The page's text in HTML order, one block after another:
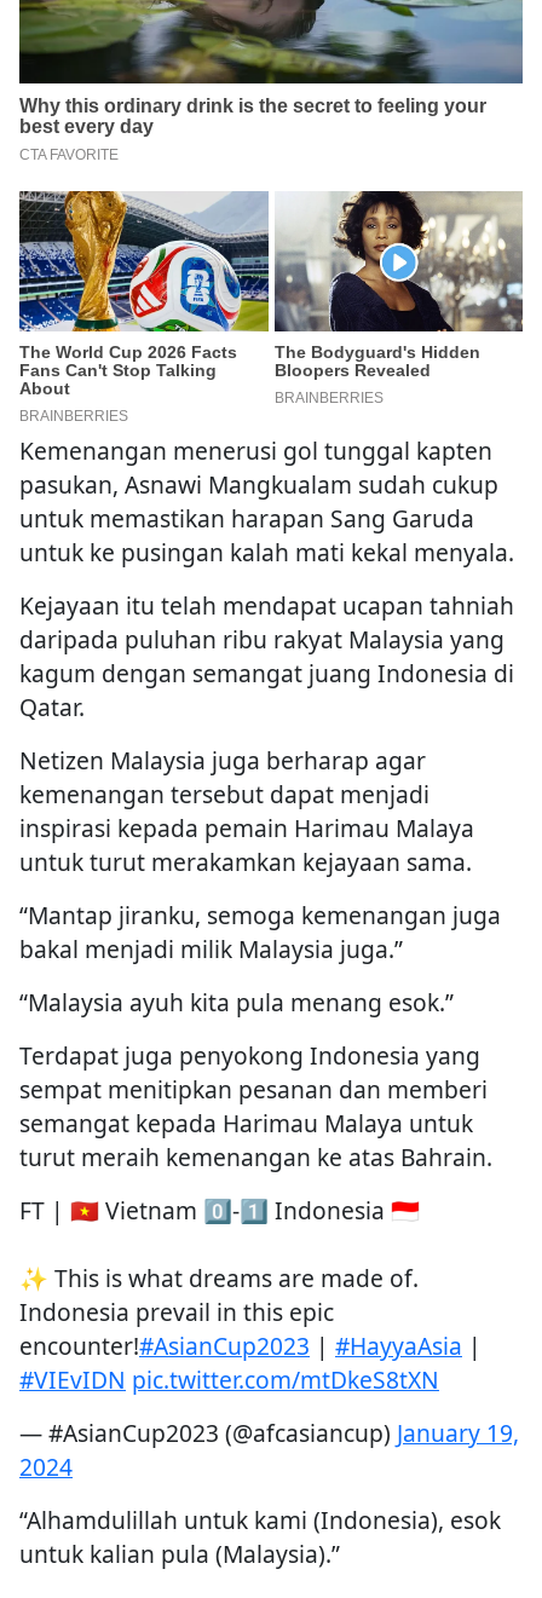
Kemenangan menerusi gol tunggal kapten
pasukan, Asnawi Mangkualam sudah cukup
untuk memastikan harapan Sang Garuda
untuk ke pusingan kalah mati kekal menyala.
Kejayaan itu telah mendapat ucapan tahniah
daripada puluhan ribu rakyat Malaysia yang
kagum dengan semangat juang Indonesia di
Qatar.
Netizen Malaysia juga berharap agar
kemenangan tersebut dapat menjadi
inspirasi kepada pemain Harimau Malaya
untuk turut merakamkan kejayaan sama.
“Mantap jiranku, semoga kemenangan juga
bakal menjadi milik Malaysia juga.”
“Malaysia ayuh kita pula menang esok.”
Terdapat juga penyokong Indonesia yang
sempat menitipkan pesanan dan memberi
semangat kepada Harimau Malaya untuk
turut meraih kemenangan ke atas Bahrain.
FT | 🇻🇳 Vietnam 0️⃣-1️⃣ Indonesia 🇮🇩
✨ This is what dreams are made of.
Indonesia prevail in this epic
encounter!#AsianCup2023 | #HayyaAsia |
#VIEvIDN pic.twitter.com/mtDkeS8tXN
— #AsianCup2023 (@afcasiancup) January 19,
2024
“Alhamdulillah untuk kami (Indonesia), esok
untuk kalian pula (Malaysia).”